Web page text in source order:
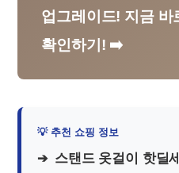
업그레이드! 지금 바
확인하기! ➡️
스탠드 옷걸이 핫딜